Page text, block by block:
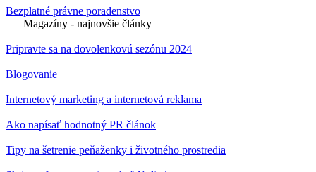
Bezplatné právne poradenstvo
Magazíny - najnovšie články
Pripravte sa na dovolenkovú sezónu 2024
Blogovanie
Internetový marketing a internetová reklama
Ako napísať hodnotný PR článok
Tipy na šetrenie peňaženky i životného prostredia